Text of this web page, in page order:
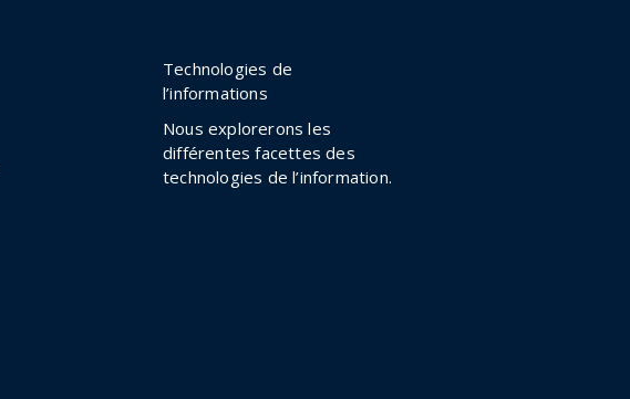
Technologies de
l’informations
Nous explorerons les
différentes facettes des
technologies de l’information.